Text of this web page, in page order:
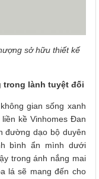
sở hữu thiết kế
trong lành tuyệt đối
gian sống xanh
kề Vinhomes Đan
đường dạo bộ duyên
bình ẩn mình dưới
trong ánh nắng mai
lá sẽ mang đến cho